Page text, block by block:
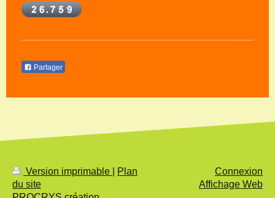
Partager
Version imprimable
Plan
du site
Connexion
Affichage Web